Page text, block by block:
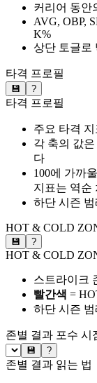
커리어 동안
AVG, OBP,
K%
상단 토글로
타격 프로필
💾 ?
타격 프로필
주요 타격 지
각 축의 값
다
100에 가까
지표는 역순
하단 시즌
HOT & COLD
💾 ?
HOT & COLD
스트라이크
빨간색 =
하단 시즌
존별 결과 포수 시
💾 ?
존별 결과 읽는 법